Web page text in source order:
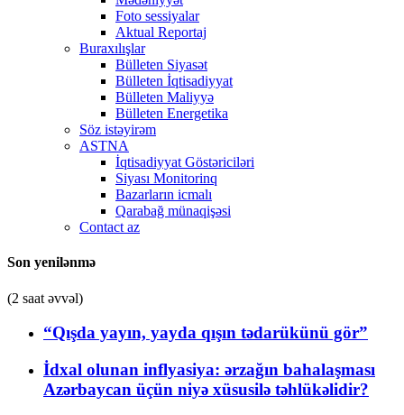
Foto sessiyalar
Aktual Reportaj
Buraxılışlar
Bülleten Siyasət
Bülleten İqtisadiyyat
Bülleten Maliyyə
Bülleten Energetika
Söz istəyirəm
ASTNA
İqtisadiyyat Göstəriciləri
Siyası Monitorinq
Bazarların icmalı
Qarabağ münaqişəsi
Contact az
Son yenilənmə
(2 saat əvvəl)
“Qışda yayın, yayda qışın tədarükünü gör”
İdxal olunan inflyasiya: ərzağın bahalaşması
Azərbaycan üçün niyə xüsusilə təhlükəlidir?